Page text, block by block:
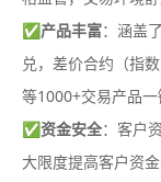
✅产品丰富：涵盖
兑，差价合约（指
等1000+交易产品一
✅资金安全：客户
大限度提高客户资金